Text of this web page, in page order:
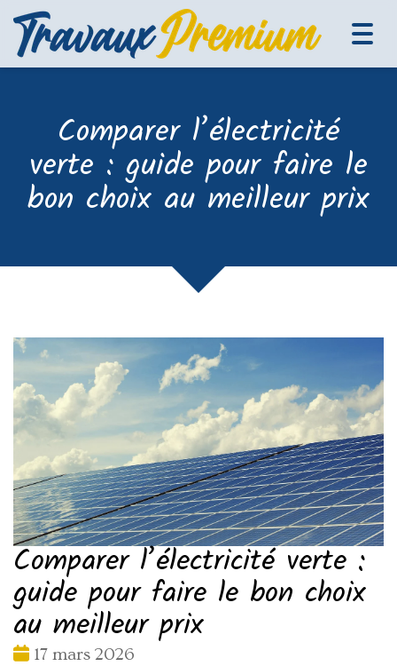
Comparer l’électricité
verte : guide pour faire le
bon choix au meilleur prix
Comparer l’électricité verte :
guide pour faire le bon choix
au meilleur prix
Date
17 mars 2026